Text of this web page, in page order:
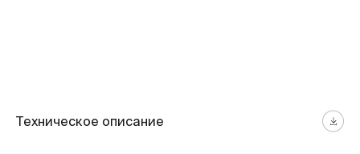
Техническое описание